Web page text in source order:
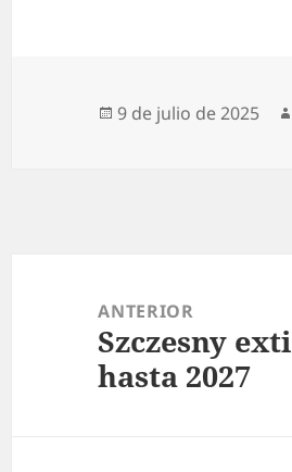
Publicado
9 de julio de 2025
entradas
ANTERIOR
Entrada
anterior:
Szczesny
hasta 2027